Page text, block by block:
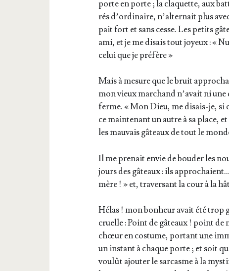
porte en porte ; la cla­quette, aux
rés d’or­di­naire, n’al­ter­nait plus
pait fort et sans cesse. Les petits
ami, et je me disais tout joyeux : «
celui que je préfère »
Mais à mesure que le bruit
mon vieux mar­chand n’a­vait ni
ferme. « Mon Dieu, me disais-je, si
ce main­te­nant un autre à sa place,
les mau­vais gâteaux de tout le
Il me pre­nait envie de bou­der les
jours des gâteaux : ils
mère ! » et, tra­ver­sant la cour à la
Hélas ! mon bon­heur avait été trop
cruelle : Point de gâteaux ! point
chœur en cos­tume, por­tant une
un ins­tant à chaque porte ; et soit
vou­lût ajou­ter le sar­casme à la